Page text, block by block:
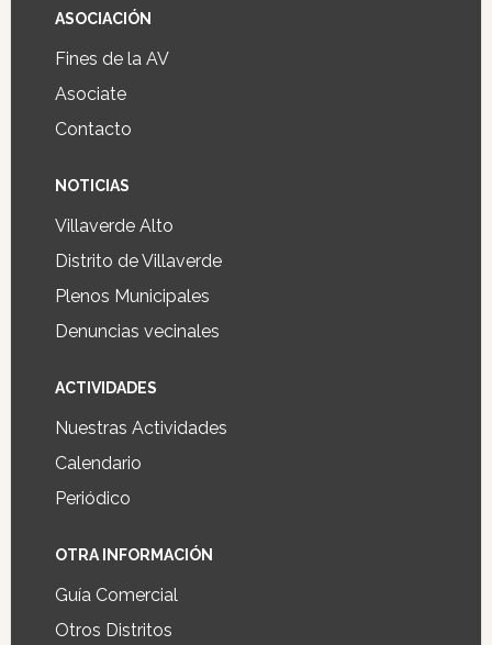
ASOCIACIÓN
Fines de la AV
Asociate
Contacto
NOTICIAS
Villaverde Alto
Distrito de Villaverde
Plenos Municipales
Denuncias vecinales
ACTIVIDADES
Nuestras Actividades
Calendario
Periódico
OTRA INFORMACIÓN
Guía Comercial
Otros Distritos